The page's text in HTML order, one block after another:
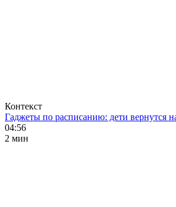
Контекст
Гаджеты по расписанию: дети вернутся
04:56
2 мин